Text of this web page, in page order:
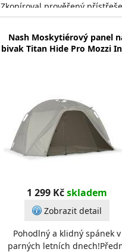
Zkopíroval prověřený
tuhým rámem pro náročné
navíc přidal větší
Nash Moskytiérový panel
bivak Titan Hide Pro Mozzi
1 299 Kč skladem
Zobrazit detail
Pohodlný a klidný spánek v
parných letních